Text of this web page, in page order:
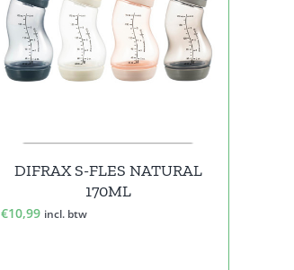
DIFRAX S-FLES NATURAL
170ML
€10,99 incl. btw